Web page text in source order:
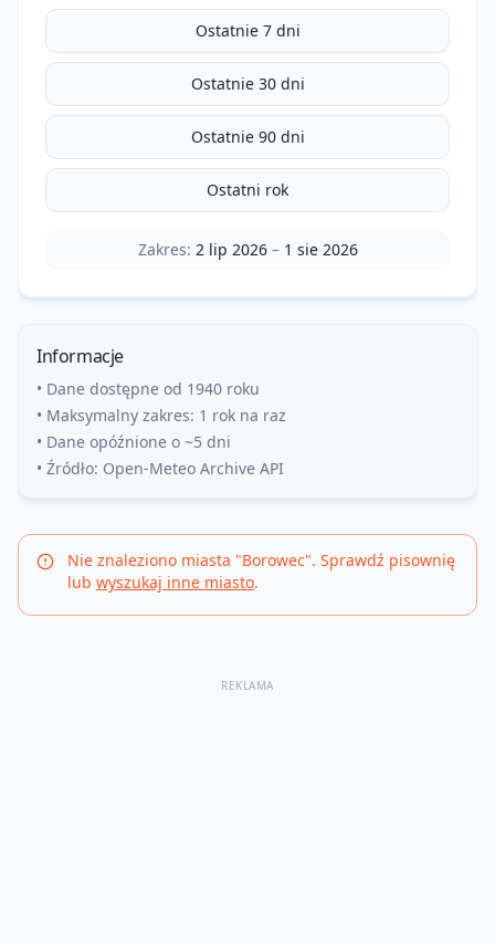
Ostatnie 7 dni
Ostatnie 30 dni
Ostatnie 90 dni
Ostatni rok
Zakres: 2 lip 2026– 1 sie 2026
Informacje
• Dane dostępne od 1940 roku
• Maksymalny zakres: 1 rok na raz
• Dane opóźnione o ~5 dni
• Źródło: Open-Meteo Archive API
Nie znaleziono miasta "Borowec". Sprawdź pisownię
lub wyszukaj inne miasto.
REKLAMA